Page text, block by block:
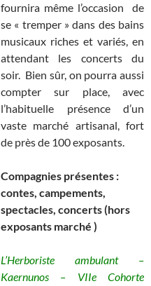
fournira même l’occasion de
se « tremper » dans des bains
musicaux riches et variés, en
attendant les concerts du
soir. Bien sûr, on pourra aussi
compter sur place, avec
l’habituelle présence d’un
vaste marché artisanal, fort
de près de 100 exposants.
Compagnies présentes :
contes, campements,
spectacles, concerts (hors
exposants marché )
L’Herboriste ambulant –
Kaernunos – VIIe Cohorte